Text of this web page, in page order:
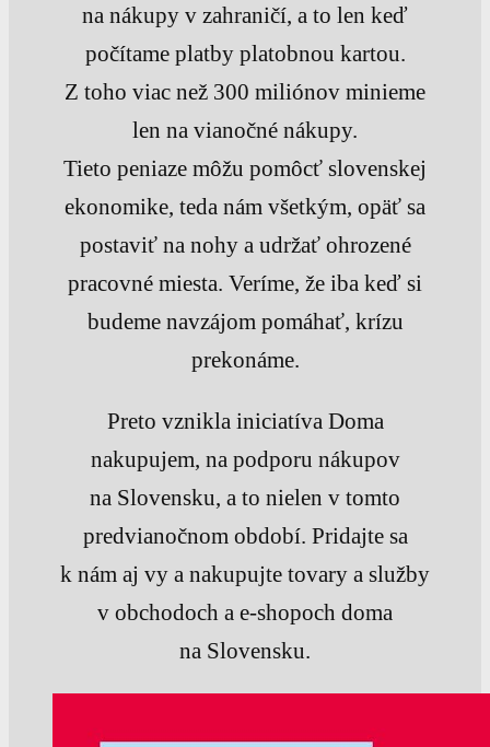
na nákupy v zahraničí, a to len keď
počítame platby platobnou kartou.
Z toho viac než 300 miliónov minieme
len na vianočné nákupy.
Tieto peniaze môžu pomôcť slovenskej
ekonomike, teda nám všetkým, opäť sa
postaviť na nohy a udržať ohrozené
pracovné miesta. Veríme, že iba keď si
budeme navzájom pomáhať, krízu
prekonáme.
Preto vznikla iniciatíva Doma
nakupujem, na podporu nákupov
na Slovensku, a to nielen v tomto
predvianočnom období. Pridajte sa
k nám aj vy a nakupujte tovary a služby
v obchodoch a e-shopoch doma
na Slovensku.